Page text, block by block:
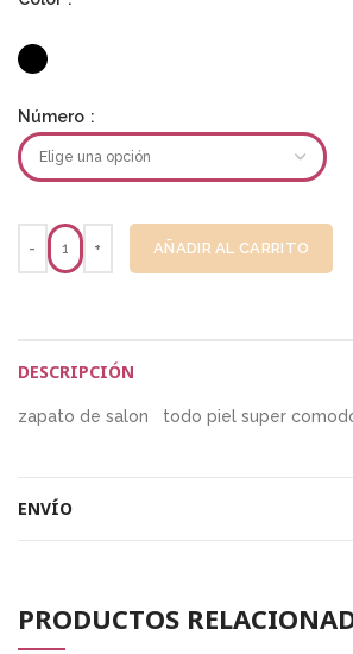
Número
AÑADIR AL CARRITO
DESCRIPCIÓN
zapato de salon todo piel super
ENVÍO
PRODUCTOS